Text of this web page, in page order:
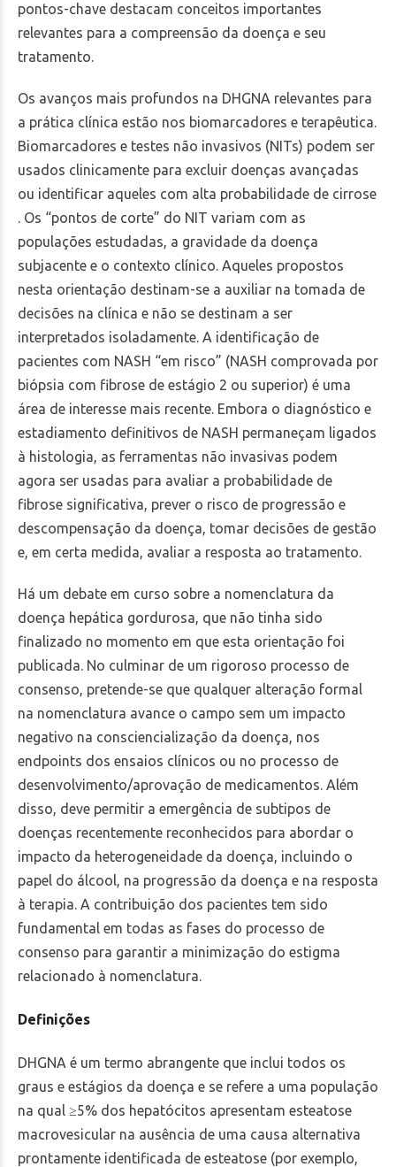
pontos-chave destacam conceitos importantes
relevantes para a compreensão da doença e seu
tratamento.
Os avanços mais profundos na DHGNA relevantes para
a prática clínica estão nos biomarcadores e terapêutica.
Biomarcadores e testes não invasivos (NITs) podem ser
usados clinicamente para excluir doenças avançadas
ou identificar aqueles com alta probabilidade de cirrose
. Os “pontos de corte” do NIT variam com as
populações estudadas, a gravidade da doença
subjacente e o contexto clínico. Aqueles propostos
nesta orientação destinam-se a auxiliar na tomada de
decisões na clínica e não se destinam a ser
interpretados isoladamente. A identificação de
pacientes com NASH “em risco” (NASH comprovada por
biópsia com fibrose de estágio 2 ou superior) é uma
área de interesse mais recente. Embora o diagnóstico e
estadiamento definitivos de NASH permaneçam ligados
à histologia, as ferramentas não invasivas podem
agora ser usadas para avaliar a probabilidade de
fibrose significativa, prever o risco de progressão e
descompensação da doença, tomar decisões de gestão
e, em certa medida, avaliar a resposta ao tratamento.
Há um debate em curso sobre a nomenclatura da
doença hepática gordurosa, que não tinha sido
finalizado no momento em que esta orientação foi
publicada. No culminar de um rigoroso processo de
consenso, pretende-se que qualquer alteração formal
na nomenclatura avance o campo sem um impacto
negativo na consciencialização da doença, nos
endpoints dos ensaios clínicos ou no processo de
desenvolvimento/aprovação de medicamentos. Além
disso, deve permitir a emergência de subtipos de
doenças recentemente reconhecidos para abordar o
impacto da heterogeneidade da doença, incluindo o
papel do álcool, na progressão da doença e na resposta
à terapia. A contribuição dos pacientes tem sido
fundamental em todas as fases do processo de
consenso para garantir a minimização do estigma
relacionado à nomenclatura.
Definições
DHGNA é um termo abrangente que inclui todos os
graus e estágios da doença e se refere a uma população
na qual ≥5% dos hepatócitos apresentam esteatose
macrovesicular na ausência de uma causa alternativa
prontamente identificada de esteatose (por exemplo,